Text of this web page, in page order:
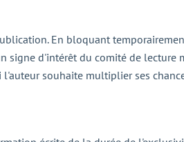
En bloquant
d'intérêt du comité de lecture
souhaite multiplier ses